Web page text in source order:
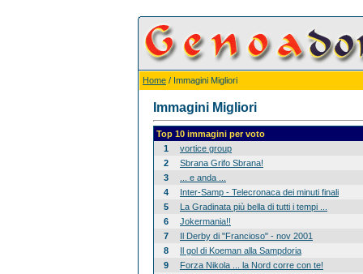
Home / Immagini Migliori
Immagini Migliori
Top 10 immagini per voto
1
vortice group
2
Sbrana Grifo Sbrana!
3
... e anda ...
4
Inter-Samp - Telecronaca dei minuti finali
5
La Gradinata più bella di tutti i tempi ...
6
Jokermania!!
7
Il Derby di "Francioso" - nov 2001
8
Il gol di Koeman alla Sampdoria
9
Forza Nikola ... la Nord corre con te!